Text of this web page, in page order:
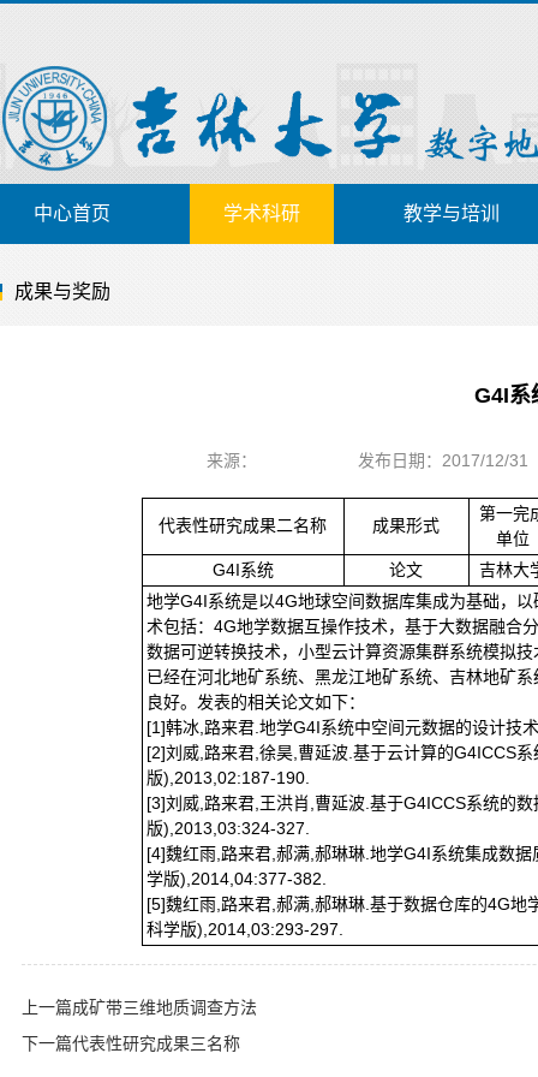
中心首页 学术科研 教学与培训
成果与奖励
G4I系
来源： 发布日期：2017/12/31
代表性研究成果二名称 成果形式
第一完
单位
G4I系统
论文
吉林大
地学G4I系统是以4G地球空间数据库集成为基础，
术包括：4G地学数据互操作技术，基于大数据融合
数据可逆转换技术，小型云计算资源集群系统模拟
已经在河北地矿系统、黑龙江地矿系统、吉林地矿
良好。发表的相关论文如下：
[1]韩冰,路来君.地学G4I系统中空间元数据的设计技
[2]刘威,路来君,徐昊,曹延波.基于云计算的G4ICCS
版),2013,02:187-190.
[3]刘威,路来君,王洪肖,曹延波.基于G4ICCS系统的
版),2013,03:324-327.
[4]魏红雨,路来君,郝满,郝琳琳.地学G4I系统集成数
学版),2014,04:377-382.
[5]魏红雨,路来君,郝满,郝琳琳.基于数据仓库的4G
科学版),2014,03:293-297.
上一篇成矿带三维地质调查方法
下一篇代表性研究成果三名称